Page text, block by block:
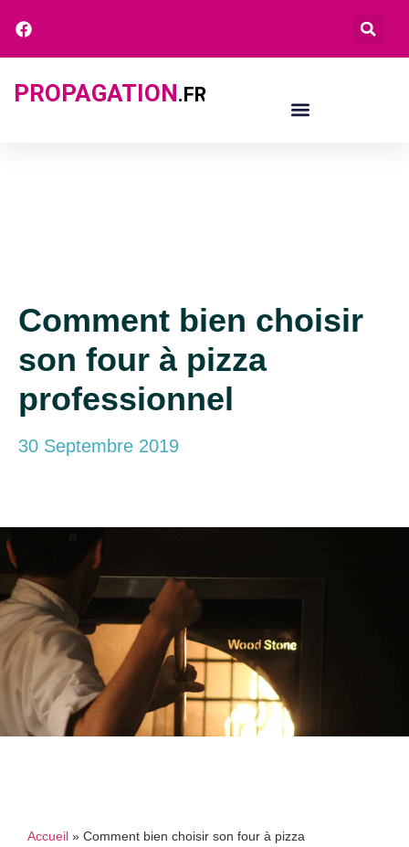
PROPAGATION.FR
Comment bien choisir
son four à pizza
professionnel
30 Septembre 2019
Accueil » Comment bien choisir son four à pizza